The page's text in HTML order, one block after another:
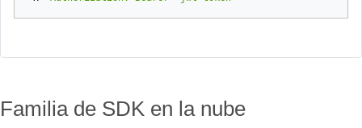
Familia de SDK en la nube